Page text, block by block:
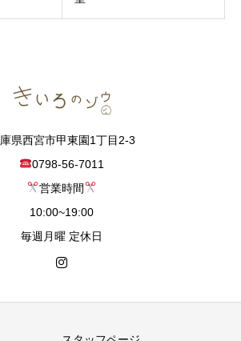
県西宮市甲東園1丁目2-3
0798-56-7011
営業時間
10:00~19:00
毎週月曜 定休日